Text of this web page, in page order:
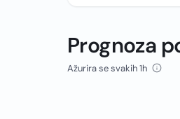
Prognoza
Ažurira se svakih 1h